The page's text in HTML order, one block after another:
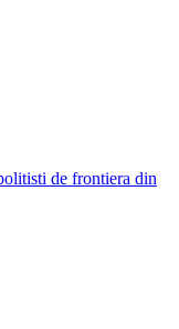
de frontiera din